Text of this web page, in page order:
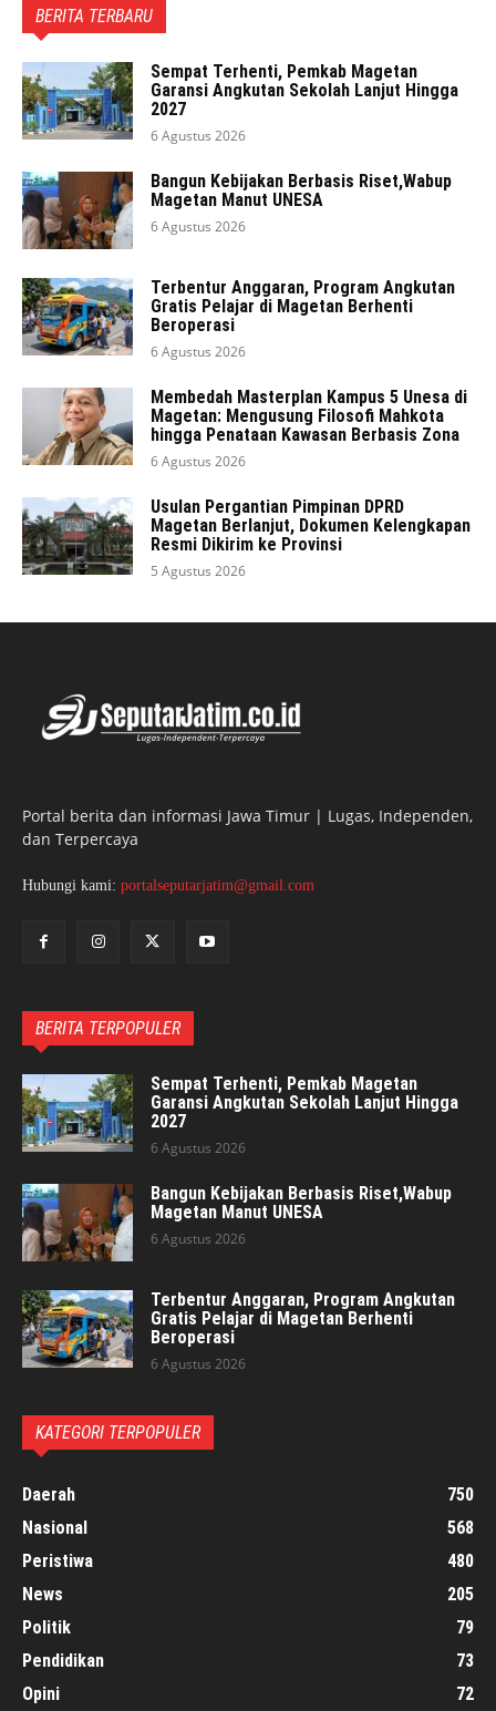
BERITA TERBARU
Sempat Terhenti, Pemkab Magetan
Garansi Angkutan Sekolah Lanjut Hingga
2027
6 Agustus 2026
Bangun Kebijakan Berbasis Riset,Wabup
Magetan Manut UNESA
6 Agustus 2026
Terbentur Anggaran, Program Angkutan
Gratis Pelajar di Magetan Berhenti
Beroperasi
6 Agustus 2026
Membedah Masterplan Kampus 5 Unesa di
Magetan: Mengusung Filosofi Mahkota
hingga Penataan Kawasan Berbasis Zona
6 Agustus 2026
Usulan Pergantian Pimpinan DPRD
Magetan Berlanjut, Dokumen Kelengkapan
Resmi Dikirim ke Provinsi
5 Agustus 2026
Portal berita dan informasi Jawa Timur | Lugas, Independen,
dan Terpercaya
Hubungi kami: portalseputarjatim@gmail.com
BERITA TERPOPULER
Sempat Terhenti, Pemkab Magetan
Garansi Angkutan Sekolah Lanjut Hingga
2027
6 Agustus 2026
Bangun Kebijakan Berbasis Riset,Wabup
Magetan Manut UNESA
6 Agustus 2026
Terbentur Anggaran, Program Angkutan
Gratis Pelajar di Magetan Berhenti
Beroperasi
6 Agustus 2026
KATEGORI TERPOPULER
Daerah
750
Nasional
568
Peristiwa
480
News
205
Politik
79
Pendidikan
73
Opini
72